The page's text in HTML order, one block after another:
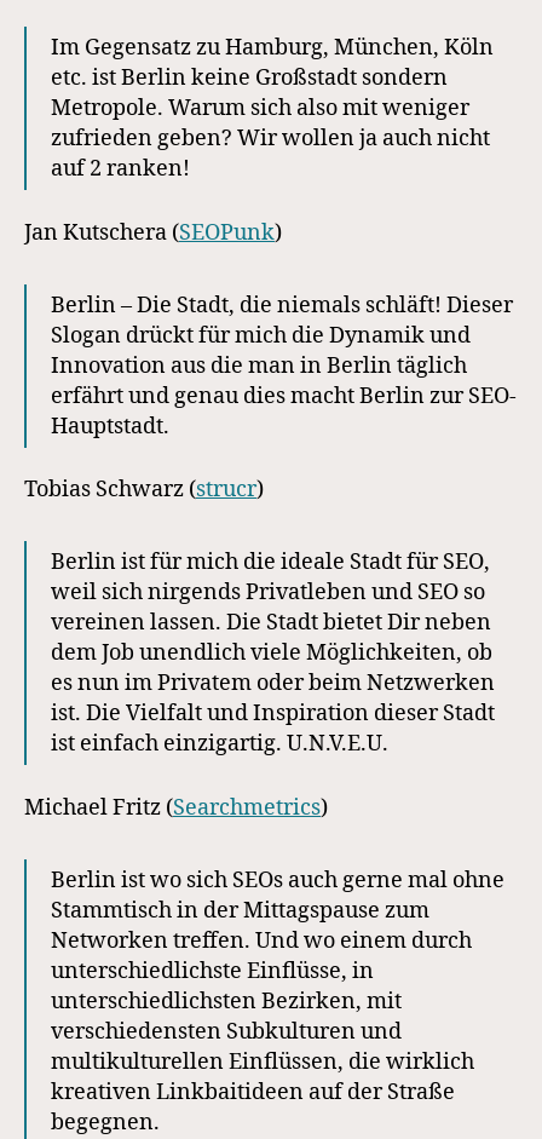
Im Gegensatz zu Hamburg, München, Köln
etc. ist Berlin keine Großstadt sondern
Metropole. Warum sich also mit weniger
zufrieden geben? Wir wollen ja auch nicht
auf 2 ranken!
Jan Kutschera (SEOPunk)
Berlin – Die Stadt, die niemals schläft! Dieser
Slogan drückt für mich die Dynamik und
Innovation aus die man in Berlin täglich
erfährt und genau dies macht Berlin zur SEO-
Hauptstadt.
Tobias Schwarz (strucr)
Berlin ist für mich die ideale Stadt für SEO,
weil sich nirgends Privatleben und SEO so
vereinen lassen. Die Stadt bietet Dir neben
dem Job unendlich viele Möglichkeiten, ob
es nun im Privatem oder beim Netzwerken
ist. Die Vielfalt und Inspiration dieser Stadt
ist einfach einzigartig. U.N.V.E.U.
Michael Fritz (Searchmetrics)
Berlin ist wo sich SEOs auch gerne mal ohne
Stammtisch in der Mittagspause zum
Networken treffen. Und wo einem durch
unterschiedlichste Einflüsse, in
unterschiedlichsten Bezirken, mit
verschiedensten Subkulturen und
multikulturellen Einflüssen, die wirklich
kreativen Linkbaitideen auf der Straße
begegnen.